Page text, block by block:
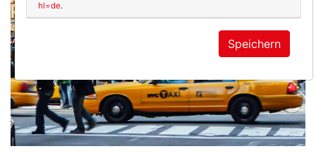
hl=de.
Speichern